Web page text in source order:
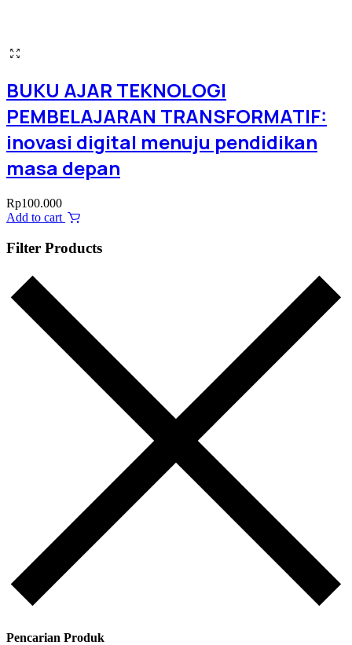
BUKU AJAR TEKNOLOGI
PEMBELAJARAN TRANSFORMATIF:
inovasi digital menuju pendidikan
masa depan
Rp100.000
Add to cart
Filter Products
Pencarian Produk